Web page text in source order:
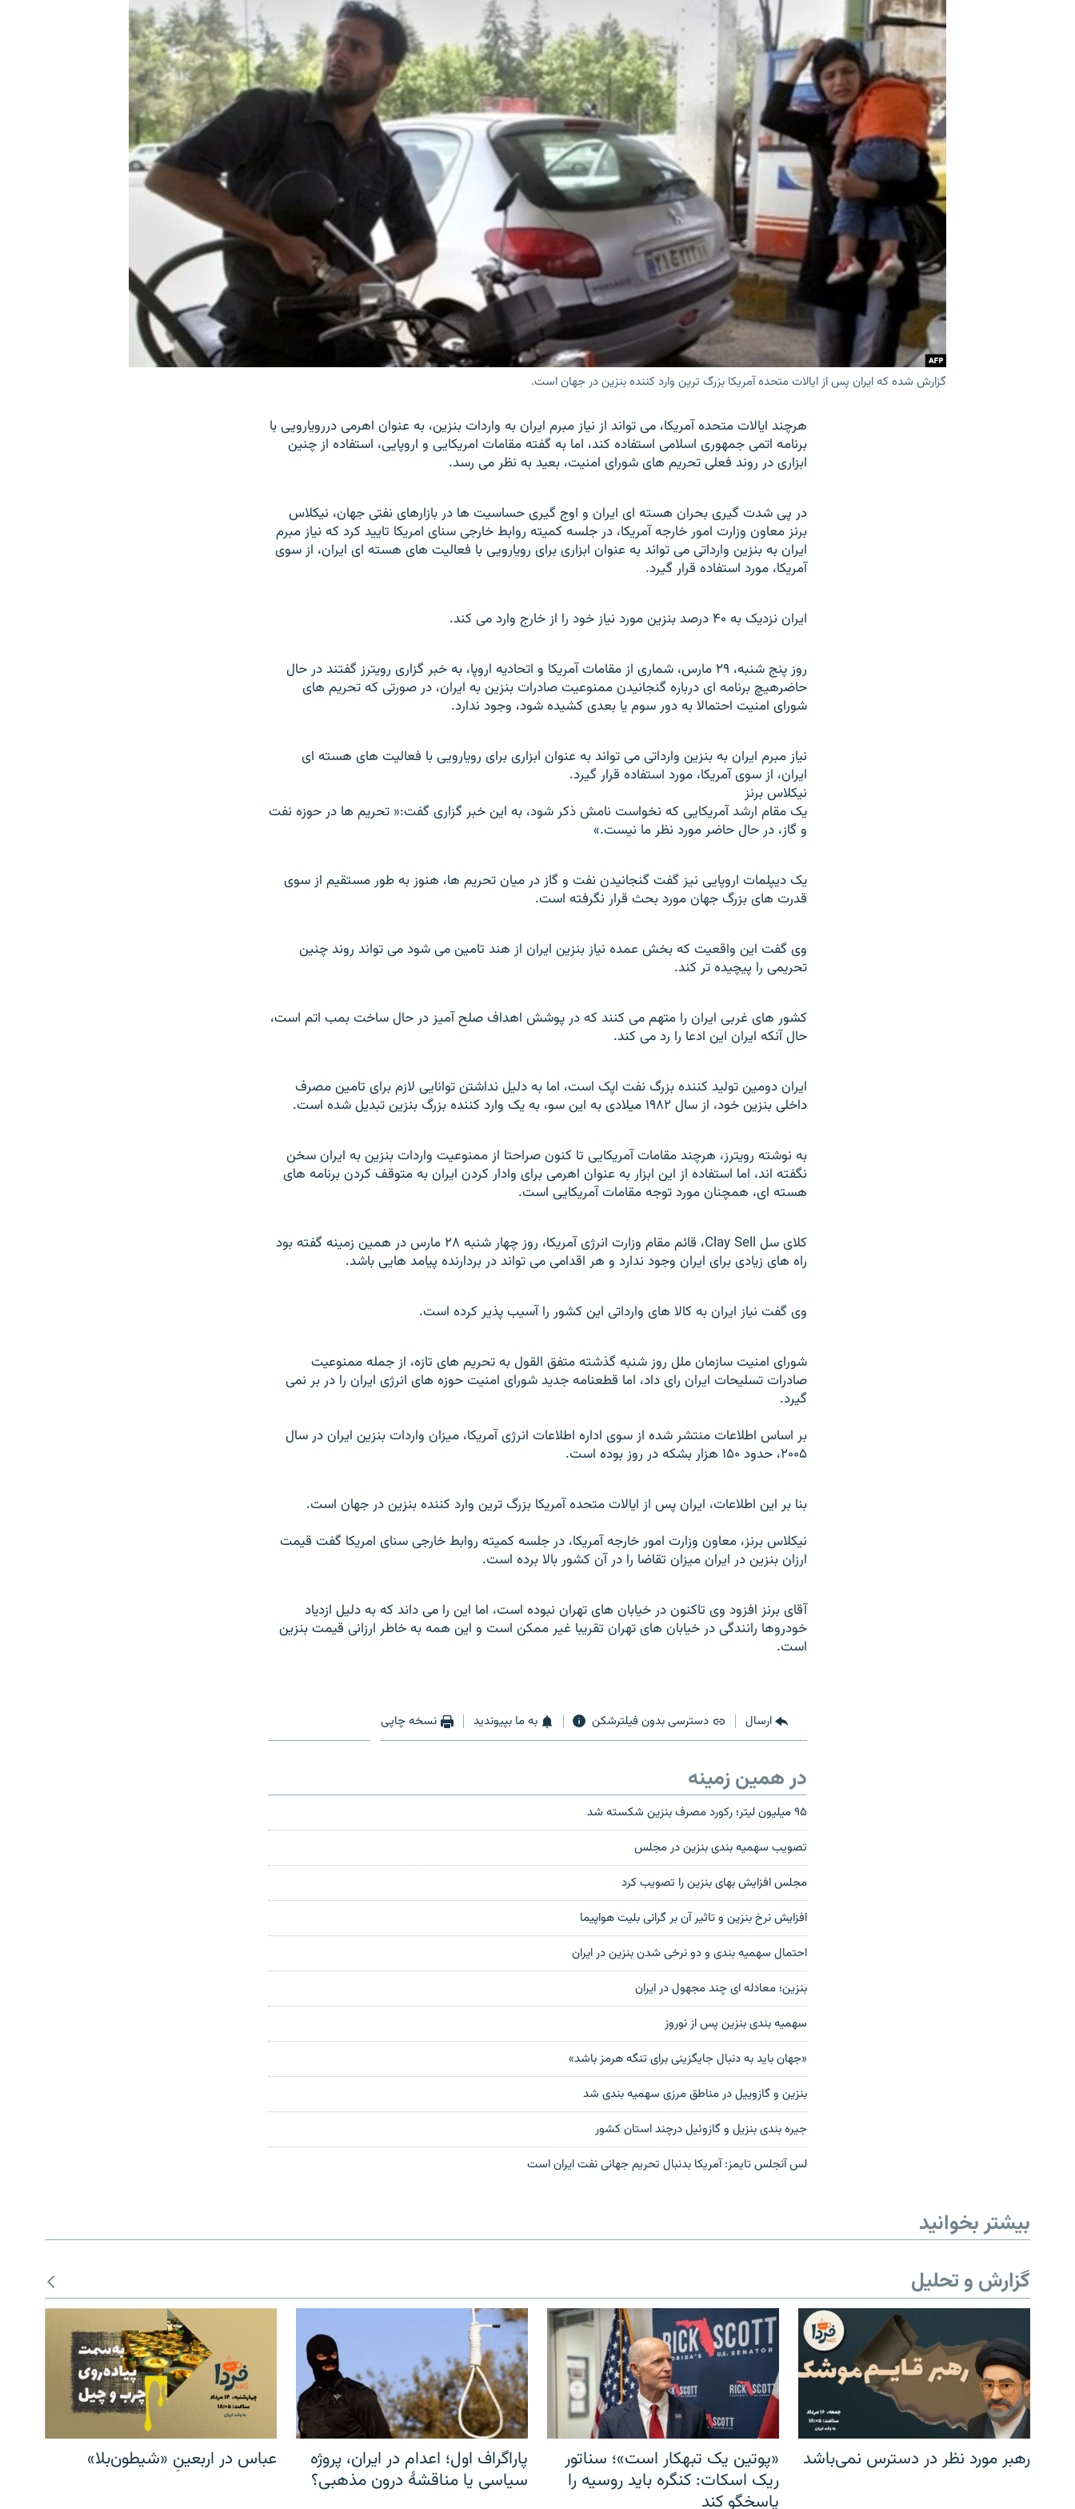
گزارش شده که ايران پس از ايالات متحده آمريکا بزرگ ترين وارد کننده بنزين در جهان است.
هرچند ايالات متحده آمريکا، می تواند از نياز مبرم ايران به واردات بنزين، به عنوان اهرمی دررويارويی با
برنامه اتمی جمهوری اسلامی استفاده کند، اما به گفته مقامات امريکايی و اروپايی، استفاده از چنين
ابزاری در روند فعلی تحريم های شورای امنيت، بعيد به نظر می رسد.
در پی شدت گيری بحران هسته ای ايران و اوج گيری حساسيت ها در بازارهای نفتی جهان، نيکلاس
برنز معاون وزارت امور خارجه آمريکا، در جلسه کميته روابط خارجی سنای امريکا تاييد کرد که نياز مبرم
ايران به بنزين وارداتی می تواند به عنوان ابزاری برای رويارويی با فعاليت های هسته ای ايران، از سوی
آمريکا، مورد استفاده قرار گيرد.
ايران نزديک به ۴۰ درصد بنزين مورد نياز خود را از خارج وارد می کند.
روز پنج شنبه، ۲۹ مارس، شماری از مقامات آمريکا و اتحاديه اروپا، به خبر گزاری رويترز گفتند در حال
حاضرهيچ برنامه ای درباره گنجانيدن ممنوعيت صادرات بنزين به ايران، در صورتی که تحريم های
شورای امنيت احتمالا به دور سوم يا بعدی کشيده شود، وجود ندارد.
نياز مبرم ايران به بنزين وارداتی می تواند به عنوان ابزاری برای رويارويی با فعاليت های هسته ای
ايران، از سوی آمريکا، مورد استفاده قرار گيرد.
نيکلاس برنز
يک مقام ارشد آمريکايی که نخواست نامش ذکر شود، به اين خبر گزاری گفت:« تحريم ها در حوزه نفت
و گاز، در حال حاضر مورد نظر ما نيست.»
يک ديپلمات اروپايی نيز گفت گنجانيدن نفت و گاز در ميان تحريم ها، هنوز به طور مستقيم از سوی
قدرت های بزرگ جهان مورد بحث قرار نگرفته است.
وی گفت اين واقعيت که بخش عمده نياز بنزين ايران از هند تامين می شود می تواند روند چنين
تحريمی را پيچيده تر کند.
کشور های غربی ايران را متهم می کنند که در پوشش اهداف صلح آميز در حال ساخت بمب اتم است،
حال آنکه ايران اين ادعا را رد می کند.
ايران دومين توليد کننده بزرگ نفت اپک است، اما به دليل نداشتن توانايی لازم برای تامين مصرف
داخلی بنزين خود، از سال ۱۹۸۲ ميلادی به اين سو، به يک وارد کننده بزرگ بنزين تبديل شده است.
به نوشته رويترز، هرچند مقامات آمريکايی تا کنون صراحتا از ممنوعيت واردات بنزين به ايران سخن
نگفته اند، اما استفاده از اين ابزار به عنوان اهرمی برای وادار کردن ايران به متوقف کردن برنامه های
هسته ای، همچنان مورد توجه مقامات آمريکايی است.
کلای سل Clay Sell، قائم مقام وزارت انرژی آمريکا، روز چهار شنبه ۲۸ مارس در همين زمينه گفته بود
راه های زيادی برای ايران وجود ندارد و هر اقدامی می تواند در بردارنده پيامد هايی باشد.
وی گفت نياز ايران به کالا های وارداتی اين کشور را آسيب پذير کرده است.
شورای امنيت سازمان ملل روز شنبه گذشته متفق القول به تحريم های تازه، از جمله ممنوعيت
صادرات تسليحات ايران رای داد، اما قطعنامه جديد شورای امنيت حوزه های انرژی ايران را در بر نمی
گيرد.
بر اساس اطلاعات منتشر شده از سوی اداره اطلاعات انرژی آمريکا، ميزان واردات بنزين ايران در سال
۲۰۰۵، حدود ۱۵۰ هزار بشکه در روز بوده است.
بنا بر اين اطلاعات، ايران پس از ايالات متحده آمريکا بزرگ ترين وارد کننده بنزين در جهان است.
نيکلاس برنز، معاون وزارت امور خارجه آمريکا، در جلسه کميته روابط خارجی سنای امريکا گفت قيمت
ارزان بنزين در ايران ميزان تقاضا را در آن کشور بالا برده است.
آقای برنز افزود وی تاکنون در خيابان های تهران نبوده است، اما اين را می داند که به دليل ازدياد
خودروها رانندگی در خيابان های تهران تقريبا غير ممکن است و اين همه به خاطر ارزانی قيمت بنزين
است.
ارسال دسترسی بدون فیلترشکن به ما بپیوندید نسخه چاپی
در همین زمینه
۹۵ ميليون ليتر؛ رکورد مصرف بنزين شکسته شد
تصويب سهميه بندی بنزين در مجلس
مجلس افزايش بهای بنزين را تصويب کرد
افزايش نرخ بنزين و تاثير آن بر گرانی بلیت هواپيما
احتمال سهمیه بندی و دو نرخی شدن بنزین در ایران
بنزین؛ معادله ای چند مجهول در ايران
سهمیه بندی بنزین پس از نوروز
«جهان باید به دنبال جایگزینی برای تنگه هرمز باشد»
بنزین و گازوییل در مناطق مرزی سهمیه بندی شد
جيره بندی بنزيل و گازوئيل درچند استان کشور
لس آنجلس تایمز: آمریکا بدنبال تحریم جهانی نفت ایران است
بیشتر بخوانید
گزارش و تحلیل
رهبر مورد نظر در دسترس نمی‌باشد
«پوتین یک تبهکار است»؛ سناتور
ریک اسکات: کنگره باید روسیه را
پاسخگو کند
پاراگراف اول؛ اعدام در ایران، پروژه
سیاسی یا مناقشهٔ درون مذهبی؟
عباس در اربعینِ «شیطون‌بلا»